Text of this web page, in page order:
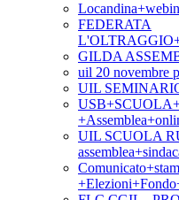
FEDERATA
GILDA
uil 20 novembre
UIL
UIL SCUOLA